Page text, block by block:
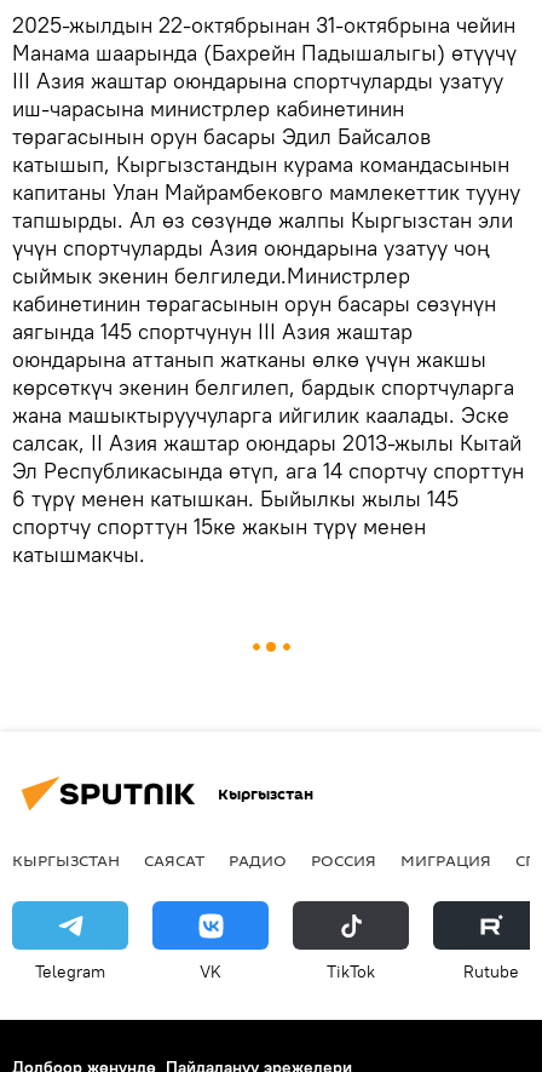
2025-жылдын 22-октябрынан 31-октябрына чейин
Манама шаарында (Бахрейн Падышалыгы) өтүүчү
III Азия жаштар оюндарына спортчуларды узатуу
иш-чарасына министрлер кабинетинин
төрагасынын орун басары Эдил Байсалов
катышып, Кыргызстандын курама командасынын
капитаны Улан Майрамбековго мамлекеттик тууну
тапшырды. Ал өз сөзүндө жалпы Кыргызстан эли
үчүн спортчуларды Азия оюндарына узатуу чоң
сыймык экенин белгиледи.Министрлер
кабинетинин төрагасынын орун басары сөзүнүн
аягында 145 спортчунун III Азия жаштар
оюндарына аттанып жатканы өлкө үчүн жакшы
көрсөткүч экенин белгилеп, бардык спортчуларга
жана машыктыруучуларга ийгилик каалады. Эске
салсак, II Азия жаштар оюндары 2013-жылы Кытай
Эл Республикасында өтүп, ага 14 спортчу спорттун
6 түрү менен катышкан. Быйылкы жылы 145
спортчу спорттун 15ке жакын түрү менен
катышмакчы.
Кыргызстан
КЫРГЫЗСТАН САЯСАТ РАДИО РОССИЯ МИГРАЦИЯ
Telegram VK ТikТоk Rutube
Долбоор жөнүндө Пайдалануу эрежелери